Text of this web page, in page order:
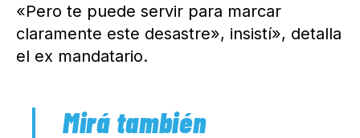
«Pero te puede servir para marcar
claramente este desastre», insistí», detalla
el ex mandatario.